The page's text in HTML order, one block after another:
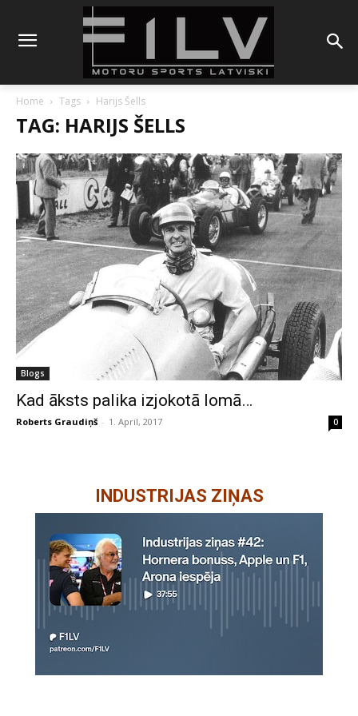
Home Tags Harijs Šells
TAG: HARIJS ŠELLS
Blogs
Kad āksts palika izjokotā lomā…
Roberts Graudiņš - 1. April, 2017 0
INDUSTRIJAS ZIŅAS